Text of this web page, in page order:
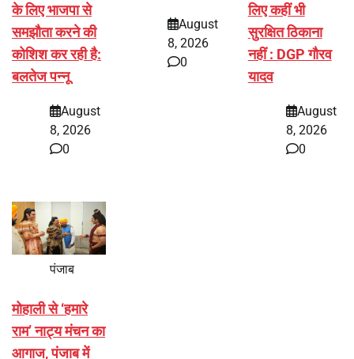
के लिए भाजपा से
समझौता करने की
कोशिश कर रही है:
बलतेज पन्नू
August
8, 2026
0
August
8, 2026
0
लिए कहीं भी
सुरक्षित ठिकाना
नहीं : DGP गौरव
यादव
August
8, 2026
0
पंजाब
मोहाली से ‘हमारे
राम’ नाट्य मंचन का
आगाज, पंजाब में